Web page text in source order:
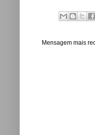
Mensagem mais